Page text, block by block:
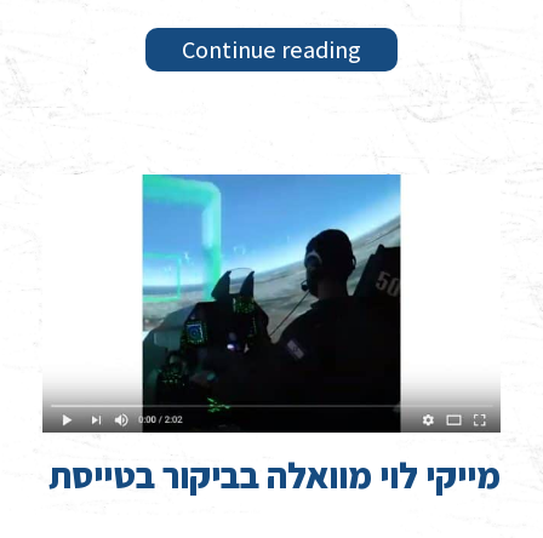
Continue reading
מייקי לוי מוואלה בביקור בטייסת